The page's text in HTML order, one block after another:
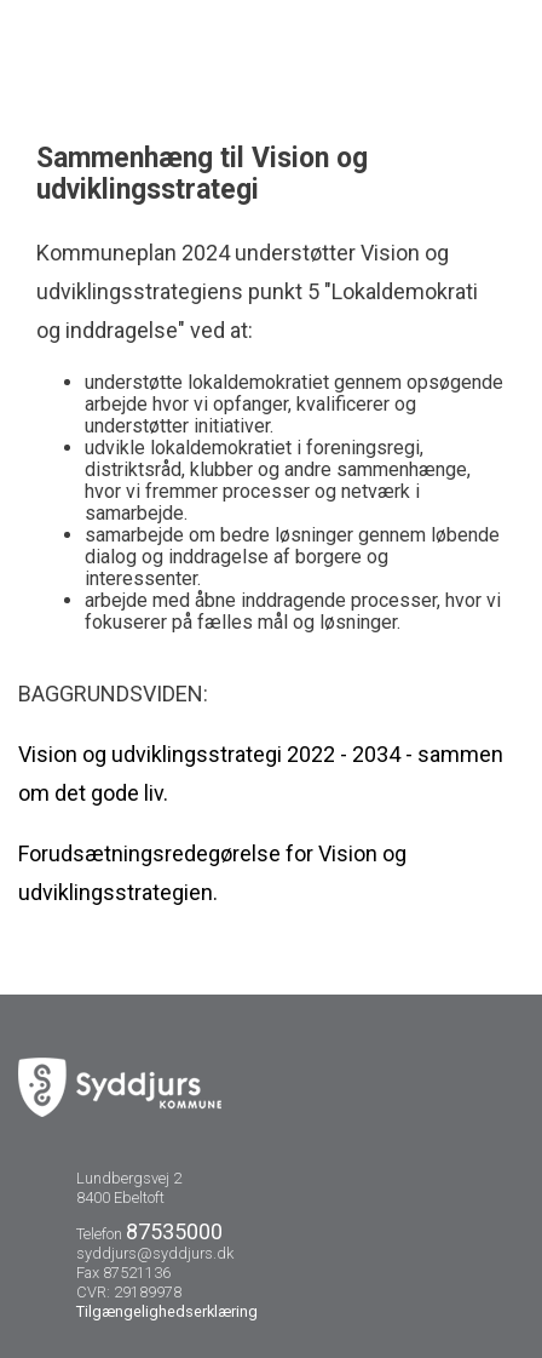
Sammenhæng til Vision og
udviklingsstrategi
Kommuneplan 2024 understøtter Vision og
udviklingsstrategiens punkt 5 "Lokaldemokrati
og inddragelse" ved at:
understøtte lokaldemokratiet gennem opsøgende
arbejde hvor vi opfanger, kvalificerer og
understøtter initiativer.
udvikle lokaldemokratiet i foreningsregi,
distriktsråd, klubber og andre sammenhænge,
hvor vi fremmer processer og netværk i
samarbejde.
samarbejde om bedre løsninger gennem løbende
dialog og inddragelse af borgere og
interessenter.
arbejde med åbne inddragende processer, hvor vi
fokuserer på fælles mål og løsninger.
BAGGRUNDSVIDEN:
Vision og udviklingsstrategi 2022 - 2034 - sammen
om det gode liv.
Forudsætningsredegørelse for Vision og
udviklingsstrategien.
Lundbergsvej 2
8400 Ebeltoft
Telefon 87535000
syddjurs@syddjurs.dk
Fax 87521136
CVR: 29189978
Tilgængelighedserklæring